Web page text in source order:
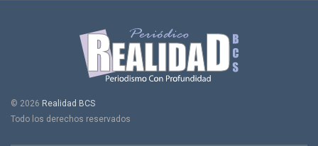
© 2026 Realidad BCS
Todo los derechos reservados